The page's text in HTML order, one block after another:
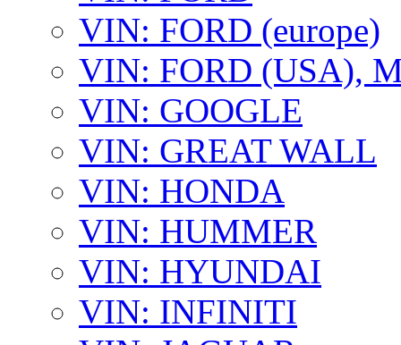
VIN: FORD (europe)
VIN: FORD (USA),
VIN: GOOGLE
VIN: GREAT WALL
VIN: HONDA
VIN: HUMMER
VIN: HYUNDAI
VIN: INFINITI